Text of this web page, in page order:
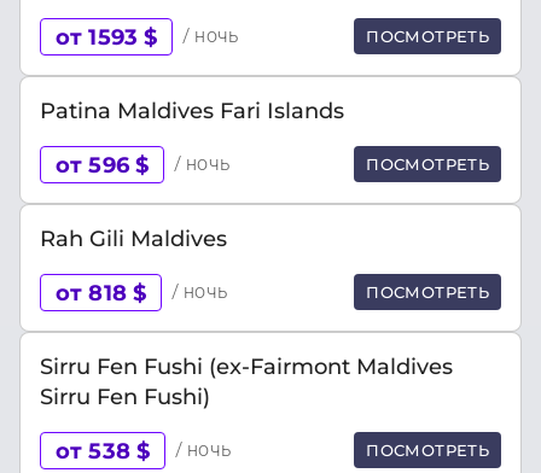
от 1593 $ / ночь ПОСМОТРЕТЬ
Patina Maldives Fari Islands
от 596 $ / ночь ПОСМОТРЕТЬ
Rah Gili Maldives
от 818 $ / ночь ПОСМОТРЕТЬ
Sirru Fen Fushi (ex-Fairmont Maldives
Sirru Fen Fushi)
от 538 $ / ночь ПОСМОТРЕТЬ